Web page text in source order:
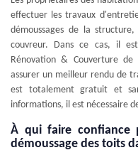
effectuer les travaux
démoussages de la
couvreur. Dans ce cas, il
Rénovation & Couverture
assurer un meilleur rendu de
est totalement gratuit et
informations, il est nécessaire
À qui faire confiance
démoussage des toits